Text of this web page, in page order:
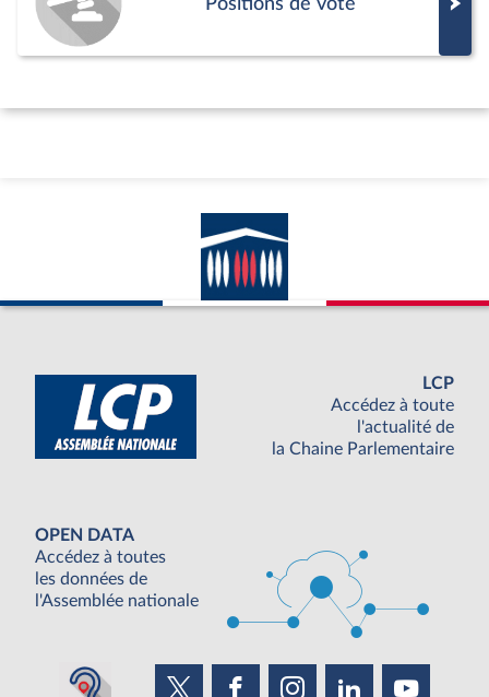
LCP
Accédez à toute
l'actualité de
la Chaine Parlementaire
OPEN DATA
Accédez à toutes
les données de
l'Assemblée nationale